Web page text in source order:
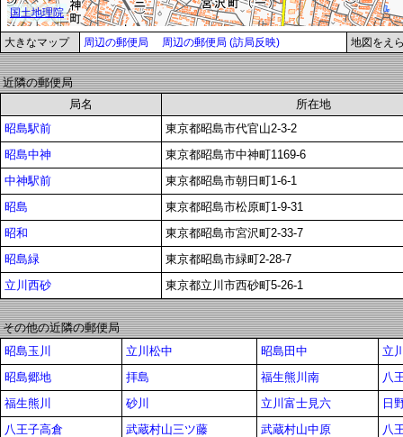
大きなマップ 周辺の郵便局 周辺の郵便局 (訪局反映) 地図をえ
近隣の郵便局
局名
所在地
昭島駅前
東京都昭島市代官山2-3-2
昭島中神
東京都昭島市中神町1169-6
中神駅前
東京都昭島市朝日町1-6-1
昭島
東京都昭島市松原町1-9-31
昭和
東京都昭島市宮沢町2-33-7
昭島緑
東京都昭島市緑町2-28-7
立川西砂
東京都立川市西砂町5-26-1
その他の近隣の郵便局
昭島玉川
立川松中 昭島田中
立
昭島郷地
拝島 福生熊川南
八
福生熊川
砂川 立川富士見六
日
八王子高倉
武蔵村山三ツ藤 武蔵村山中原
八